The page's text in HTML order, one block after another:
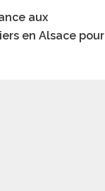
aux
en Alsace pour